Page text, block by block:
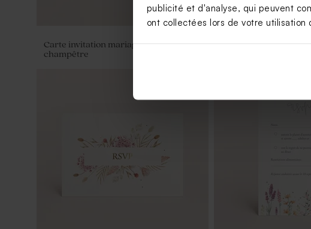
publicité et d'analyse, qui peuvent
ont collectées lors de votre utilisation
Carte invitation mariage pancarte
champêtre